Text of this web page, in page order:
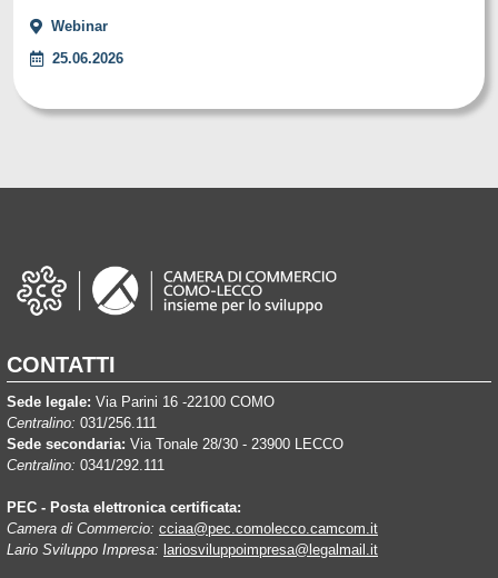
Webinar
25.06.2026
CONTATTI
Sede legale: Via Parini 16 -22100 COMO
Centralino: 031/256.111
Sede secondaria: Via Tonale 28/30 - 23900 LECCO
Centralino: 0341/292.111
PEC - Posta elettronica certificata:
Camera di Commercio: cciaa@pec.comolecco.camcom.it
Lario Sviluppo Impresa: lariosviluppoimpresa@legalmail.it